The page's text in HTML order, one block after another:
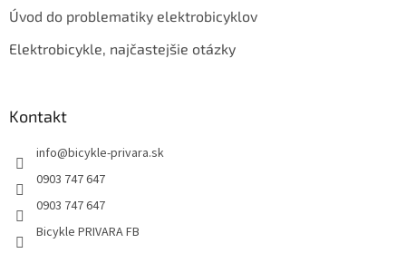
Úvod do problematiky elektrobicyklov
Elektrobicykle, najčastejšie otázky
Kontakt
info@bicykle-privara.sk
0903 747 647
0903 747 647
Bicykle PRIVARA FB